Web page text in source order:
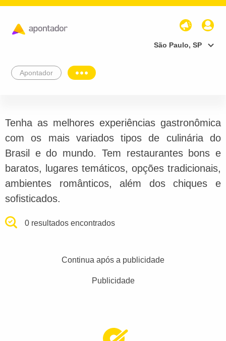
São Paulo, SP
Apontador
Tenha as melhores experiências gastronômica
com os mais variados tipos de culinária do
Brasil e do mundo. Tem restaurantes bons e
baratos, lugares temáticos, opções tradicionais,
ambientes românticos, além dos chiques e
sofisticados.
0 resultados encontrados
Continua após a publicidade
Publicidade